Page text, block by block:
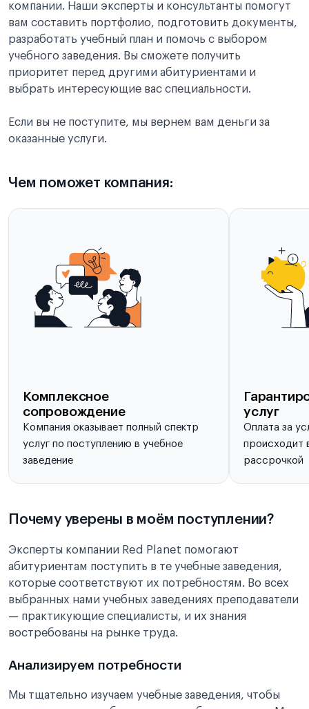
компании. Наши эксперты и консультанты помогут
вам составить портфолио, подготовить документы,
разработать учебный план и помочь с выбором
учебного заведения. Вы сможете получить
приоритет перед другими абитуриентами и
выбрать интересующие вас специальности.
Если вы не поступите, мы вернем вам деньги за
оказанные услуги.
Чем поможет компания:
Комплексное
сопровождение
Компания оказывает полный спектр
услуг по поступлению в учебное
заведение
услуг
Оплата за
происходит
рассрочкой
Почему уверены в моём поступлении?
Эксперты компании Red Planet помогают
абитуриентам поступить в те учебные заведения,
которые соответствуют их потребностям. Во всех
выбранных нами учебных заведениях преподаватели
— практикующие специалисты, и их знания
востребованы на рынке труда.
Анализируем потребности
Мы тщательно изучаем учебные заведения, чтобы